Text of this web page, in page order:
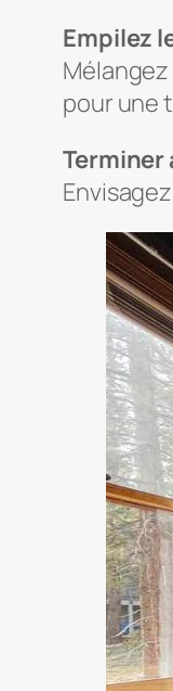
Empilez
pour une
Terminer